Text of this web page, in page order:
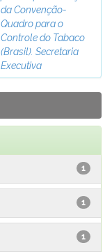
da Convenção-
Quadro para o
Controle do Tabaco
(Brasil). Secretaria
Executiva
1
1
1